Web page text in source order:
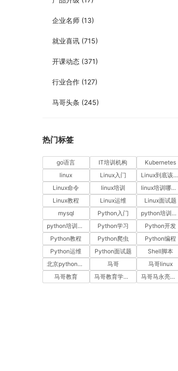
企业名师 (13)
就业喜讯 (715)
开课动态 (371)
行业合作 (127)
马哥头条 (245)
热门标签
go语言 IT培训机构
Kubernetes
linux
Linux入门
Linux到底该怎样学？
Linux命令
linux培训
linux培训哪家好
Linux教程
Linux运维
Linux面试题
mysql
Python入门
python培训哪家好
python培训排名
Python学习
Python开发
Python教程
Python爬虫
Python编程
Python运维
Python面试题
Shell脚本
北京python培训
马哥
马哥linux
马哥教育
马哥教育学员故事 马哥马永亮，马哥linux讲师，马哥教育ceo